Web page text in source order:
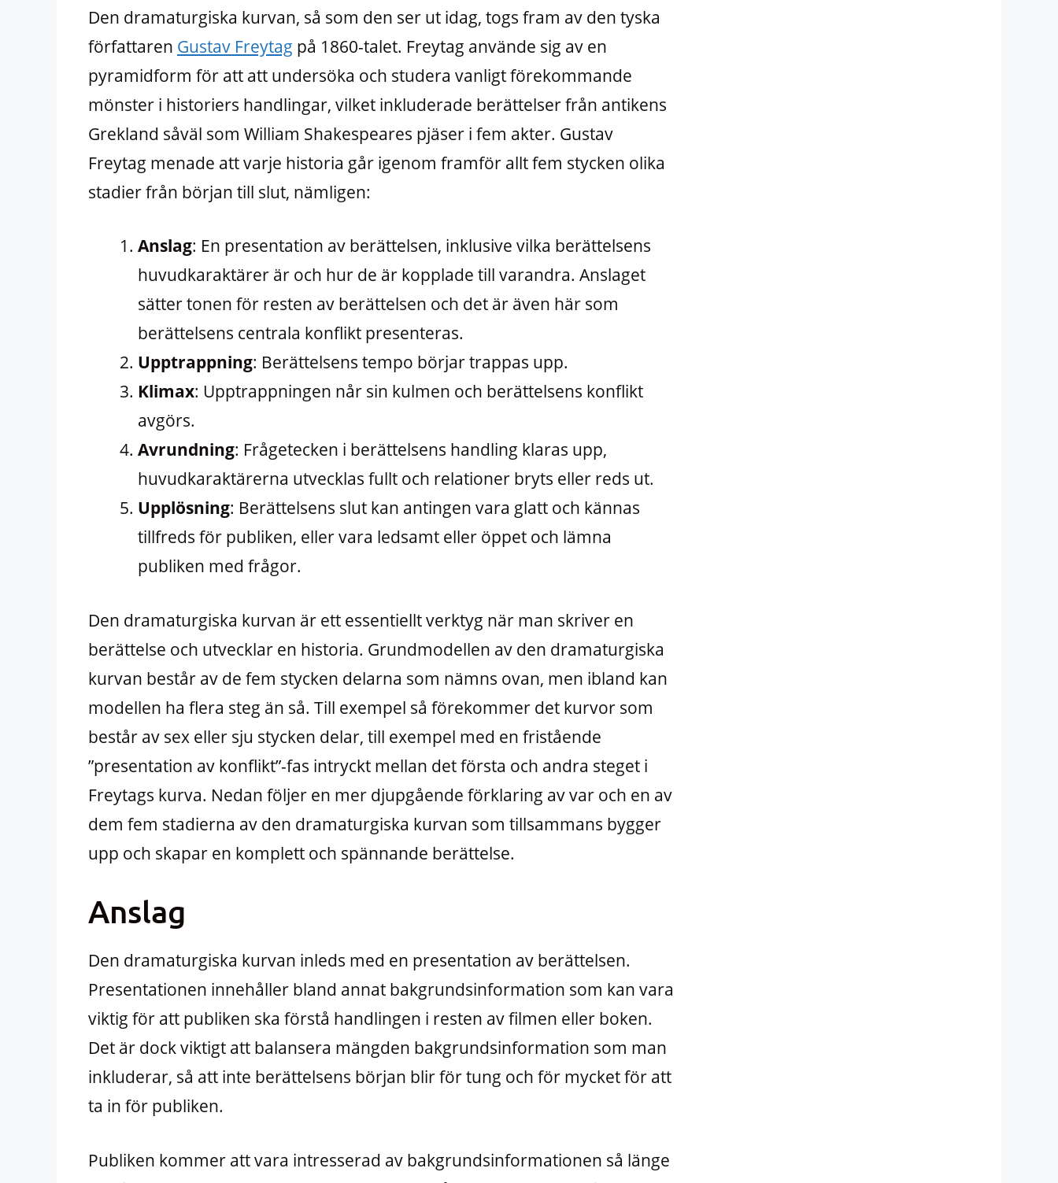
Den dramaturgiska kurvan, så som den ser ut idag, togs fram av den tyska
författaren Gustav Freytag på 1860-talet. Freytag använde sig av en
pyramidform för att att undersöka och studera vanligt förekommande
mönster i historiers handlingar, vilket inkluderade berättelser från antikens
Grekland såväl som William Shakespeares pjäser i fem akter. Gustav
Freytag menade att varje historia går igenom framför allt fem stycken olika
stadier från början till slut, nämligen:
Anslag: En presentation av berättelsen, inklusive vilka berättelsens
huvudkaraktärer är och hur de är kopplade till varandra. Anslaget
sätter tonen för resten av berättelsen och det är även här som
berättelsens centrala konflikt presenteras.
Upptrappning: Berättelsens tempo börjar trappas upp.
Klimax: Upptrappningen når sin kulmen och berättelsens konflikt
avgörs.
Avrundning: Frågetecken i berättelsens handling klaras upp,
huvudkaraktärerna utvecklas fullt och relationer bryts eller reds ut.
Upplösning: Berättelsens slut kan antingen vara glatt och kännas
tillfreds för publiken, eller vara ledsamt eller öppet och lämna
publiken med frågor.
Den dramaturgiska kurvan är ett essentiellt verktyg när man skriver en
berättelse och utvecklar en historia. Grundmodellen av den dramaturgiska
kurvan består av de fem stycken delarna som nämns ovan, men ibland kan
modellen ha flera steg än så. Till exempel så förekommer det kurvor som
består av sex eller sju stycken delar, till exempel med en fristående
”presentation av konflikt”-fas intryckt mellan det första och andra steget i
Freytags kurva. Nedan följer en mer djupgående förklaring av var och en av
dem fem stadierna av den dramaturgiska kurvan som tillsammans bygger
upp och skapar en komplett och spännande berättelse.
Anslag
Den dramaturgiska kurvan inleds med en presentation av berättelsen.
Presentationen innehåller bland annat bakgrundsinformation som kan vara
viktig för att publiken ska förstå handlingen i resten av filmen eller boken.
Det är dock viktigt att balansera mängden bakgrundsinformation som man
inkluderar, så att inte berättelsens början blir för tung och för mycket för att
ta in för publiken.
Publiken kommer att vara intresserad av bakgrundsinformationen så länge